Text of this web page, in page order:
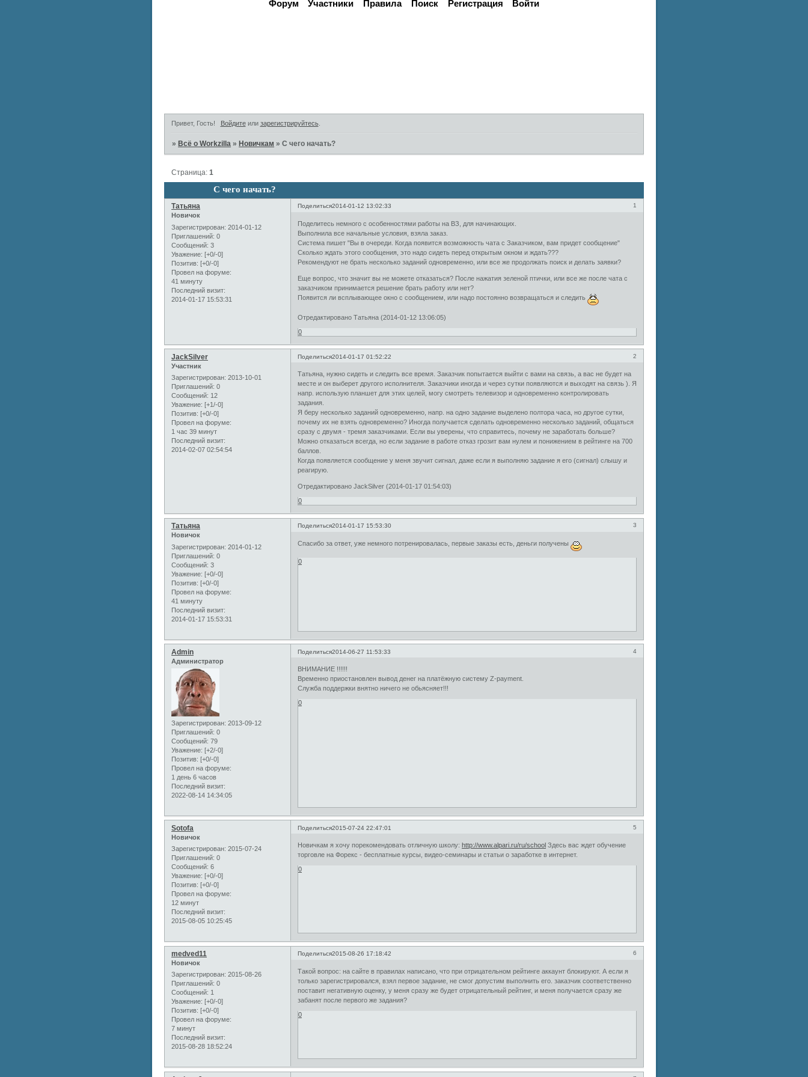
Форум Участники Правила Поиск Регистрация Войти
Привет, Гость! Войдитеили зарегистрируйтесь.
» Всё о Workzilla » Новичкам »С чего начать?
С чего начать?
Страница:1
Поделиться 1
2014-01-12 13:02:33
Татьяна
Новичок
Зарегистрирован: 2014-01-12
Приглашений: 0
Сообщений: 3
Уважение: [+0/-0]
Позитив: [+0/-0]
Провел на форуме:
41 минуту
Последний визит:
2014-01-17 15:53:31
Поделитесь немного с особенностями работы на ВЗ, для начинающих.
Выполнила все начальные условия, взяла заказ.
Система пишет "Вы в очереди. Когда появится возможность чата с Заказчиком, вам придет сообщение"
Сколько ждать этого сообщения, это надо сидеть перед открытым окном и ждать???
Рекомендуют не брать несколько заданий одновременно, или все же продолжать поиск и делать заявки?
Еще вопрос, что значит вы не можете отказаться? После нажатия зеленой птички, или все же после чата с
заказчиком принимается решение брать работу или нет?
Появится ли всплывающее окно с сообщением, или надо постоянно возвращаться и следить
Отредактировано Татьяна (2014-01-12 13:06:05)
0
Поделиться 2
2014-01-17 01:52:22
JackSilver
Участник
Зарегистрирован: 2013-10-01
Приглашений: 0
Сообщений: 12
Уважение: [+1/-0]
Позитив: [+0/-0]
Провел на форуме:
1 час 39 минут
Последний визит:
2014-02-07 02:54:54
Татьяна, нужно сидеть и следить все время. Заказчик попытается выйти с вами на связь, а вас не будет на
месте и он выберет другого исполнителя. Заказчики иногда и через сутки появляются и выходят на связь ). Я
напр. использую планшет для этих целей, могу смотреть телевизор и одновременно контролировать
задания.
Я беру несколько заданий одновременно, напр. на одно задание выделено полтора часа, но другое сутки,
почему их не взять одновременно? Иногда получается сделать одновременно несколько заданий, общаться
сразу с двумя - тремя заказчиками. Если вы уверены, что справитесь, почему не заработать больше?
Можно отказаться всегда, но если задание в работе отказ грозит вам нулем и понижением в рейтинге на 700
баллов.
Когда появляется сообщение у меня звучит сигнал, даже если я выполняю задание я его (сигнал) слышу и
реагирую.
Отредактировано JackSilver (2014-01-17 01:54:03)
0
Поделиться 3
2014-01-17 15:53:30
Татьяна
Новичок
Зарегистрирован: 2014-01-12
Приглашений: 0
Сообщений: 3
Уважение: [+0/-0]
Позитив: [+0/-0]
Провел на форуме:
41 минуту
Последний визит:
2014-01-17 15:53:31
Спасибо за ответ, уже немного потренировалась, первые заказы есть, деньги получены
0
Поделиться 4
2014-06-27 11:53:33
Admin
Администратор
Зарегистрирован: 2013-09-12
Приглашений: 0
Сообщений: 79
Уважение: [+2/-0]
Позитив: [+0/-0]
Провел на форуме:
1 день 6 часов
Последний визит:
2022-08-14 14:34:05
ВНИМАНИЕ !!!!!!
Временно приостановлен вывод денег на платёжную систему Z-payment.
Служба поддержки внятно ничего не обьясняет!!!
0
Поделиться 5
2015-07-24 22:47:01
Sotofa
Новичок
Зарегистрирован: 2015-07-24
Приглашений: 0
Сообщений: 6
Уважение: [+0/-0]
Позитив: [+0/-0]
Провел на форуме:
12 минут
Последний визит:
2015-08-05 10:25:45
Новичкам я хочу порекомендовать отличную школу: http://www.alpari.ru/ru/school Здесь вас ждет обучение
торговле на Форекс - бесплатные курсы, видео-семинары и статьи о заработке в интернет.
0
Поделиться 6
2015-08-26 17:18:42
medved11
Новичок
Зарегистрирован: 2015-08-26
Приглашений: 0
Сообщений: 1
Уважение: [+0/-0]
Позитив: [+0/-0]
Провел на форуме:
7 минут
Последний визит:
2015-08-28 18:52:24
Такой вопрос: на сайте в правилах написано, что при отрицательном рейтинге аккаунт блокируют. А если я
только зарегистрировался, взял первое задание, не смог допустим выполнить его. заказчик соответственно
поставит негативную оценку, у меня сразу же будет отрицательный рейтинг, и меня получается сразу же
забанят после первого же задания?
0